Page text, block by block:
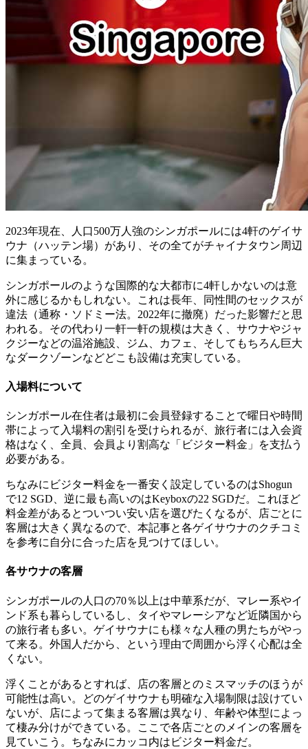
2023年現在、人口500万人強のシンガポールには4軒のゲイサ
ウナ（ハッテン場）があり、その全てがチャイナタウン周辺
に集まっている。
シンガポールのような国際的な大都市に4軒しかないのは意
外に感じるかもしれない。これは長年、同性間のセックスが
違法（通称・ソドミー法。2022年に撤廃）だった影響だと思
われる。その代わり一軒一軒の規模は大きく、サウナやジャ
クジーなどの温浴施設、ジム、カフェ、そしてもちろん巨大
なダークゾーンなどどこも設備は充実している。
入場料について
シンガポール在住者は最初に会員登録することで曜日や時間
帯によって入場料の割引を受けられるが、旅行者には入会資
格はなく、全員、会員より割高な「ビジター料金」を支払う
必要がある。
ちなみにビジター料金を一番安く設定しているのはShogun
で12 SGD、逆に最も高いのはKeyboxの22 SGDだ。これほど
料金差があるとついつい安い店を選びたくなるが、店ごとに
客層は大きく異なるので、本記事と各ゲイサウナのクチコミ
を参考に自分に合った店を見つけてほしい。
各サウナの客層
シンガポールの人口の70％以上は中華系だが、マレー系やイ
ンド系も暮らしているし、タイやマレーシアなど近隣国から
の旅行者も多い。ゲイサウナにも様々な人種の男たちがやっ
て来る。外国人だから、という理由で周囲から浮く心配は全
くない。
浮くことがあるとすれば、店の客層とのミスマッチのほうが
可能性は高い。どのゲイサウナも明確な入場制限は設けてい
ないが、店によって集まる客層は異なり、年齢や体型によっ
て棲み分けができている。ここで各店ごとのメインの客層を
見ていこう。ちなみにカッコ内はビジター料金だ。